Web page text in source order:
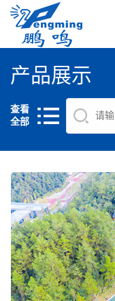
产品展示
查看
全部